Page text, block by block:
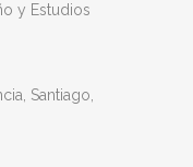
y Estudios
Santiago,